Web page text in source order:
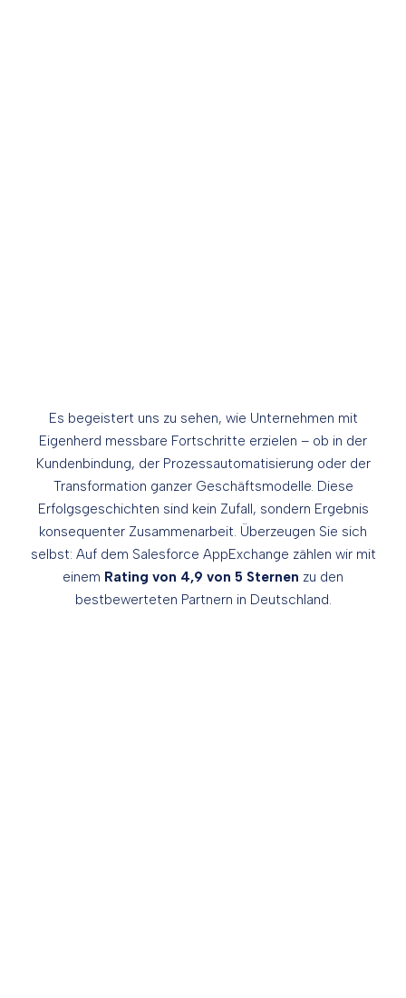
Es begeistert uns zu sehen, wie Unternehmen mit
Eigenherd messbare Fortschritte erzielen – ob in der
Kundenbindung, der Prozessautomatisierung oder der
Transformation ganzer Geschäftsmodelle. Diese
Erfolgsgeschichten sind kein Zufall, sondern Ergebnis
konsequenter Zusammenarbeit. Überzeugen Sie sich
selbst: Auf dem Salesforce AppExchange zählen wir mit
einem Rating von 4,9 von 5 Sternen zu den
bestbewerteten Partnern in Deutschland.